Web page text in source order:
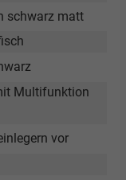
schwarz matt
Multifunktion
vor